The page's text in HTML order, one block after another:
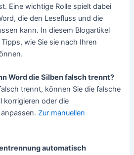
Eine wichtige Rolle spielt dabei
die den Lesefluss und die
kann. In diesem Blogartikel
wie Sie sie nach Ihren
Word die Silben falsch trennt?
trennt, können Sie die falsche
korrigieren oder die
Zur manuellen
automatisch